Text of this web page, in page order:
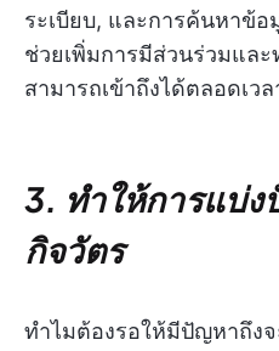
ระเบียบ, และการค้นหาข้อ
ช่วยเพิ่มการมีส่วนร่วมแล
สามารถเข้าถึงได้ตลอดเวล
3. ทำให้การแบ่ง
กิจวัตร
ทำไมต้องรอให้มีปัญหาถึง